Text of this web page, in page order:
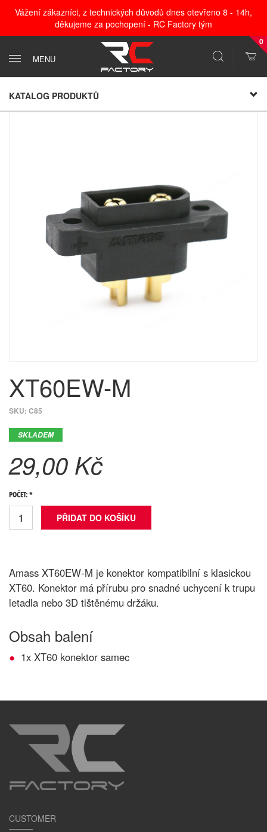
Vážení zákazníci, z technických důvodů dnes otevřeno 8 - 14h,
děkujeme za pochopení - RC Factory tým
MENU
0
KATALOG PRODUKTŮ
XT60EW-M
SKU: C85
SKLADEM
29,00 Kč
POČET: *
Amass XT60EW-M je konektor kompatibilní s klasickou
XT60. Konektor má přírubu pro snadné uchycení k trupu
letadla nebo 3D tištěnému držáku.
Obsah balení
1x XT60 konektor samec
CUSTOMER